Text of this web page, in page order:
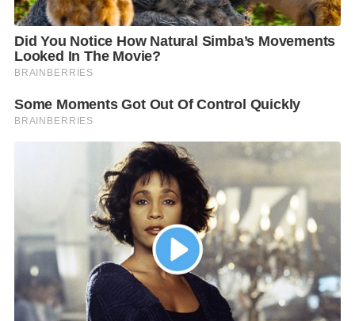
เนอร์ยี่ คอมเพล็กซ์ จำกัด หรือ EnCo กล่าวว่า “ศูนย์เอน
เนอร์ยี่คอมเพล็กซ์ได้รับการออกแบบขึ้นโดยคำนึงถึงหลัก
การสำคัญ 2 ประการ คือ การประหยัดพลังงาน และการ
ดูแลความเป็นอยู่ที่ดีของผู้ใช้บริการทั้งพนักงานและลูกค้า
สำหรับสถานการณ์ปัจจุบันที่เกิดวิกฤตด้านฝุ่นละออง
ขนาดเล็ก ขนาดไม่เกิน 2.5 ไมครอน (PM 2.5) ที่ส่งผลกระ
ทบต่อสุขภาพของประชาชนโดยเฉพาะในเขตจังหวัด
กรุงเทพมหานครนั้น ทางศูนย์เอนเนอร์ยี่คอมเพล็กซ์ก็
พร้อมรับมือกับสถานการณ์ดังกล่าวอย่างเต็มที่ ภายใต้
แนวทางป้องกัน เตรียมพร้อม และมาตรการรับมืออย่าง
เร่งด่วน เพื่อให้ผู้ใช้บริการปลอดภัยและมั่นใจการใช้
บริการภายในศูนย์ฯ แห่งนี้ ประกอบด้วย
1. กรองอากาศแบบ 2 ขั้นตอน (2 Step Filtration) ผ่าน
กรองอากาศ 3 ชั้น ที่มีประสิทธิภาพสูง สามารถกรอง